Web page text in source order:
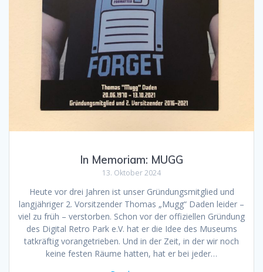
In Memoriam: MUGG
13. Oktober 2024
Heute vor drei Jahren ist unser Gründungsmitglied und
langjähriger 2. Vorsitzender Thomas „Mugg“ Daden leider –
viel zu früh – verstorben. Schon vor der offiziellen Gründung
des Digital Retro Park e.V. hat er die Idee des Museums
tatkräftig vorangetrieben. Und in der Zeit, in der wir noch
keine festen Räume hatten, hat er bei jeder…